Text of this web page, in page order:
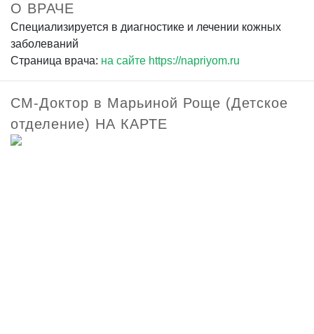
О ВРАЧЕ
Специализируется в диагностике и лечении кожных
заболеваний
Страница врача: на сайте https://napriyom.ru
СМ-Доктор в Марьиной Роще (Детское
отделение) НА КАРТЕ